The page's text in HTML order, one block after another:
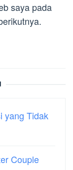
saya pada
yang Tidak
Couple